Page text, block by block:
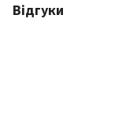
Відгуки